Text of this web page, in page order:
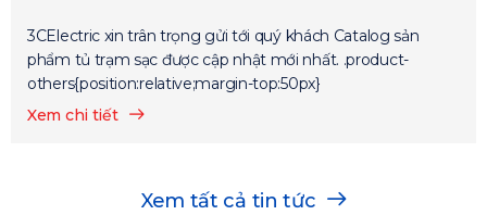
3CElectric xin trân trọng gửi tới quý khách Catalog sản
phẩm tủ trạm sạc được cập nhật mới nhất. .product-
others{position:relative;margin-top:50px}
Xem chi tiết
Xem tất cả tin tức